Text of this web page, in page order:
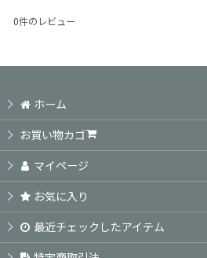
0件のレビュー
ホーム
お買い物カゴ
マイページ
お気に入り
最近チェックしたアイテム